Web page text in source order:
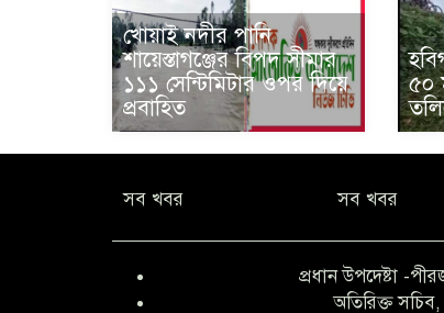
খোয়াই নদীর পানি
শায়েস্তাগঞ্জের বিপদ সীমার
১১১ সেন্টিমিটার ওপর দিয়ে
প্রবাহিত
৫০
সব খবর সব খবর
প্রধান উপদেষ্টা -
অতিরিক্ত সচিব,